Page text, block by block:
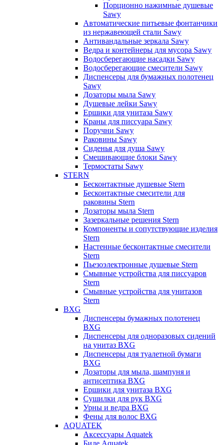
Порционно нажимные душевые
Sawy
Автоматические питьевые фонтанчики
из нержавеющей стали Sawy
Антивандальные зеркала Sawy
Ведра и контейнеры для мусора Sawy
Водосберегающие насадки Sawy
Водосберегающие смесители Sawy
Диспенсеры для бумажных полотенец
Sawy
Дозаторы мыла Sawy
Душевые лейки Sawy
Ершики для унитаза Sawy
Краны для писсуара Sawy
Поручни Sawy
Раковины Sawy
Сиденья для душа Sawy
Смешивающие блоки Sawy
Термостаты Sawy
STERN
Бесконтактные душевые Stern
Бесконтактные смесители для
раковины Stern
Дозаторы мыла Stern
Зазеркальные решения Stern
Компоненты и сопутствующие изделия
Stern
Настенные бесконтактные смесители
Stern
Пьезоэлектронные душевые Stern
Смывные устройства для писсуаров
Stern
Смывные устройства для унитазов
Stern
BXG
Диспенсеры бумажных полотенец
BXG
Диспенсеры для одноразовых сидений
на унитаз BXG
Диспенсеры для туалетной бумаги
BXG
Дозаторы для мыла, шампуня и
антисептика BXG
Ершики для унитаза BXG
Сушилки для рук BXG
Урны и ведра BXG
Фены для волос BXG
AQUATEK
Аксессуары Aquatek
Биде Aquatek